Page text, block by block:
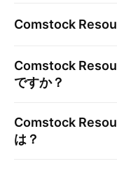
Comstock
Comstock
ですか？
Comstock
は？